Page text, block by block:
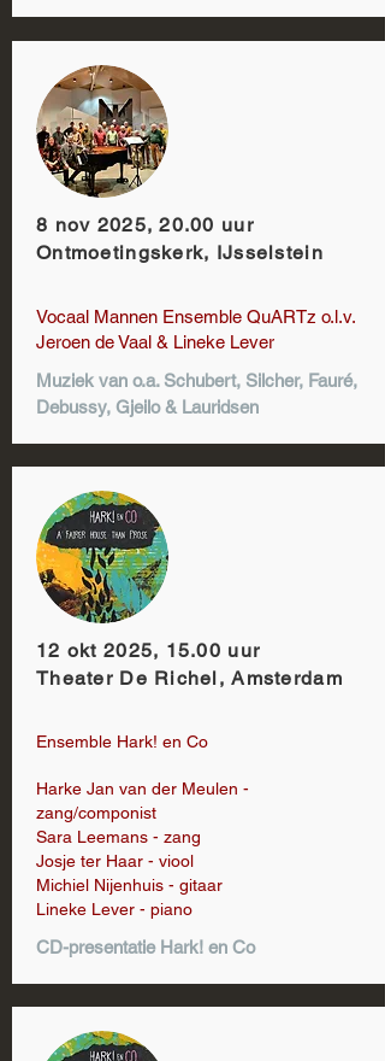
8 nov 2025, 20.00 uur
Ontmoetingskerk, IJsselstein
Vocaal Mannen Ensemble QuARTz o.l.v.
Jeroen de Vaal & Lineke Lever
Muziek van o.a. Schubert, Silcher, Fauré,
Debussy, Gjeilo & Lauridsen
12 okt 2025, 15.00 uur
Theater De Richel, Amsterdam
Ensemble Hark! en Co
Harke Jan van der Meulen -
zang/componist
Sara Leemans - zang
Josje ter Haar - viool
Michiel Nijenhuis - gitaar
Lineke Lever - piano
CD-presentatie Hark! en Co